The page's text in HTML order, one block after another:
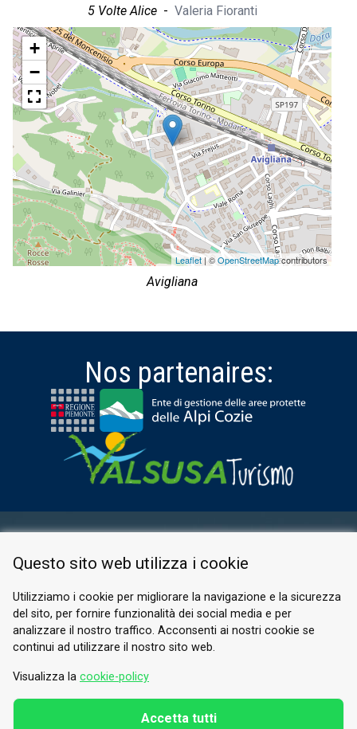
5 Volte Alice - Valeria Fioranti
+
−
Leaflet| ©OpenStreetMapcontributors
Avigliana
Nos partenaires:
PRIVACY POLICY
© 2026 Valle di Susa
Tesori di Arte e Cultura Alpina
Tel.
E-mail.info@vallesusa-tesori.it
Questo sito web utilizza i cookie
Utilizziamo i cookie per migliorare la navigazione e la sicurezza
del sito, per fornire funzionalità dei social media e per
analizzare il nostro traffico. Acconsenti ai nostri cookie se
continui ad utilizzare il nostro sito web.
Visualizza la cookie-policy
Accetta tutti